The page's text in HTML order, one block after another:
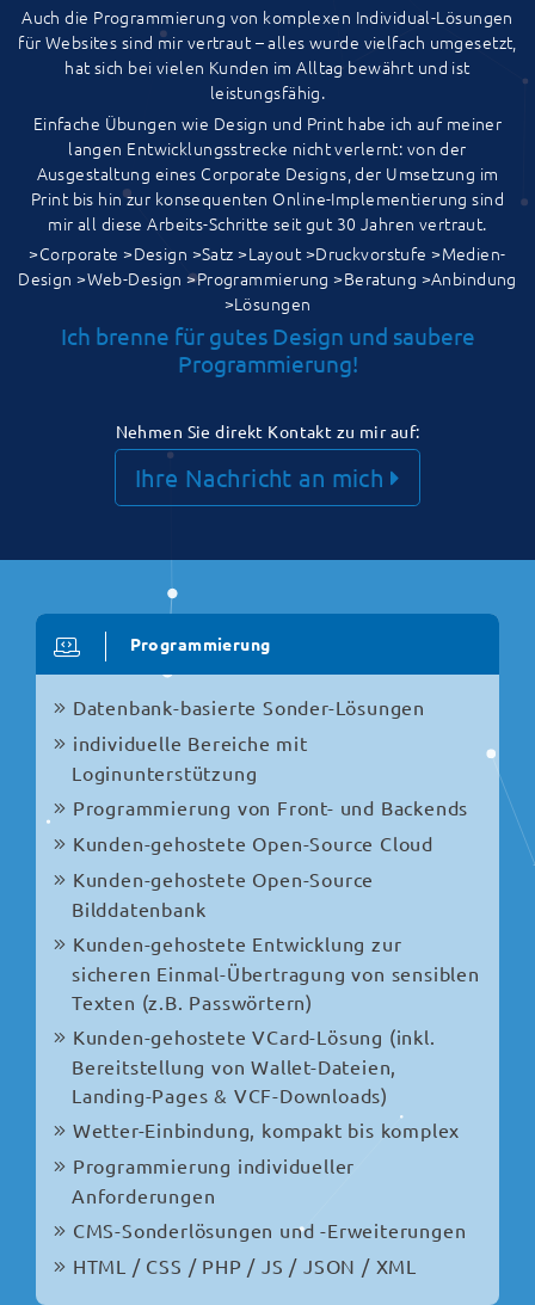
Auch die Programmierung von komplexen Individual-Lösungen
für Websites sind mir vertraut – alles wurde vielfach umgesetzt,
hat sich bei vielen Kunden im Alltag bewährt und ist
leistungsfähig.
Einfache Übungen wie Design und Print habe ich auf meiner
langen Entwicklungsstrecke nicht verlernt: von der
Ausgestaltung eines Corporate Designs, der Umsetzung im
Print bis hin zur konsequenten Online-Implementierung sind
mir all diese Arbeits-Schritte seit gut 30 Jahren vertraut.
>Corporate >Design >Satz >Layout >Druckvorstufe >Medien-
Design >Web-Design >Programmierung >Beratung >Anbindung
>Lösungen
Ich brenne für gutes Design und saubere
Programmierung!
Nehmen Sie direkt Kontakt zu mir auf:
Ihre Nachricht an mich
Programmierung
Datenbank-basierte Sonder-Lösungen
individuelle Bereiche mit
Loginunterstützung
Programmierung von Front- und Backends
Kunden-gehostete Open-Source Cloud
Kunden-gehostete Open-Source
Bilddatenbank
Kunden-gehostete Entwicklung zur
sicheren Einmal-Übertragung von sensiblen
Texten (z.B. Passwörtern)
Kunden-gehostete VCard-Lösung (inkl.
Bereitstellung von Wallet-Dateien,
Landing-Pages & VCF-Downloads)
Wetter-Einbindung, kompakt bis komplex
Programmierung individueller
Anforderungen
CMS-Sonderlösungen und -Erweiterungen
HTML / CSS / PHP / JS / JSON / XML